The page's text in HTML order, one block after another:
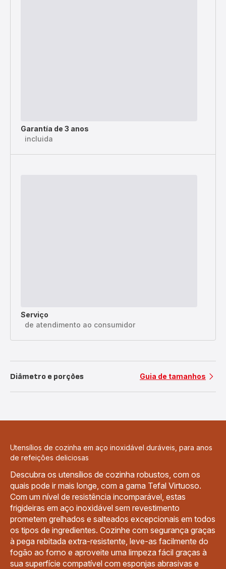
Garantía de 3 anos
incluida
Serviço
de atendimento ao consumidor
Diâmetro e porções Guia de tamanhos
Utensílios de cozinha em aço inoxidável duráveis, para anos
de refeições deliciosas
Descubra os utensílios de cozinha robustos, com os
quais pode ir mais longe, com a gama Tefal Virtuoso.
Com um nível de resistência incomparável, estas
frigideiras em aço inoxidável sem revestimento
prometem grelhados e salteados excepcionais em todos
os tipos de ingredientes. Cozinhe com segurança graças
à pega rebitada extra-resistente, leve-as facilmente do
fogão ao forno e aproveite uma limpeza fácil graças à
sua superfície compatível com esponjas abrasivas e